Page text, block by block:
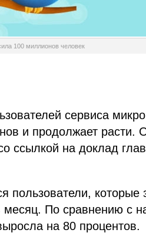
100 миллионов человек
сервиса
и продолжает расти.
ссылкой на доклад
пользователи, которые
По сравнению с
на 80 процентов.